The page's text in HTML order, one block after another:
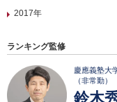
2017年
ランキング監修
慶應義塾大
（非常勤）
鈴木